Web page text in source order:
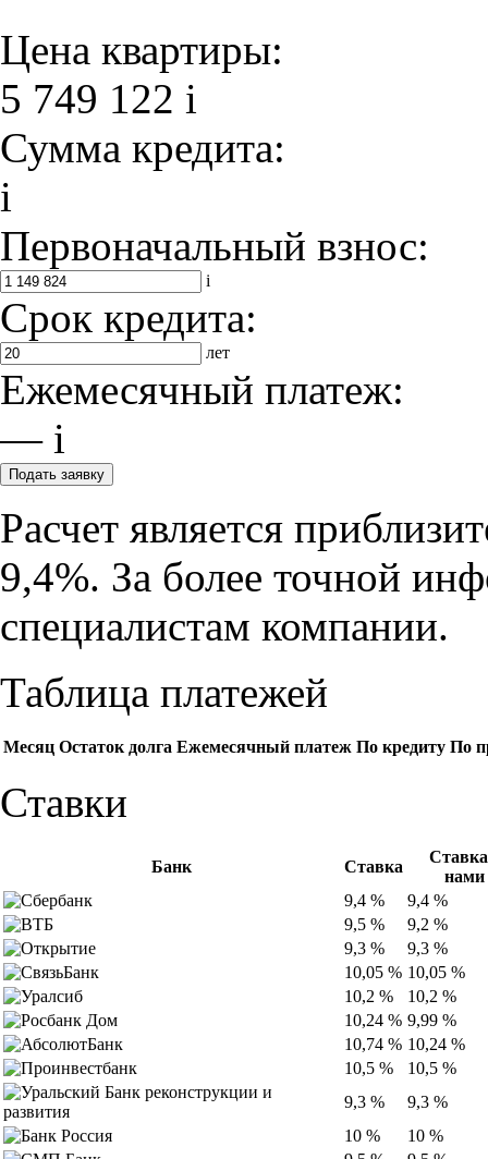
Цена квартиры:
5 749 122 i
Сумма кредита:
i
Первоначальный взнос:
i
Срок кредита:
лет
Ежемесячный платеж:
— i
Подать заявку
Расчет является
9,4%. За более точной
специалистам компании.
Таблица платежей
Месяц Остаток долга Ежемесячный платеж По кредиту По
Ставки
Банк Ставка
нами
9,4 %
9,4 %
9,5 %
9,2 %
9,3 %
9,3 %
10,05 % 10,05 %
10,2 %
10,2 %
10,24 % 9,99 %
10,74 % 10,24 %
10,5 %
10,5 %
9,3 %
9,3 %
10 %
10 %